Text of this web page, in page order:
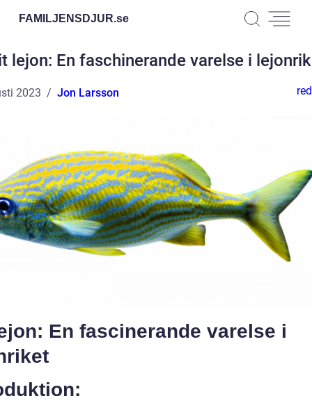
FAMILJENSDJUR.se
lejon: En faschinerande varelse i
2023 Jon Larsson
En fascinerande varelse i